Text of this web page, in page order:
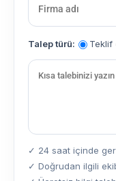
Talep türü: Teklif
✓ 24 saat içinde
✓ Doğrudan ilgili